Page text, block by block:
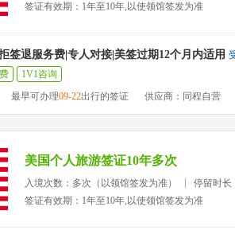
签证有效期：1年至10年,以使领馆签发为准
签退服务费|专人对接|美签过期12个月内适用
1V1咨询
最早可办理09-22出行的签证 供应商：同程自营
美国个人旅游签证10年多次
入境次数：多次（以领馆签发为准）
停留时长
签证有效期：1年至10年,以使领馆签发为准